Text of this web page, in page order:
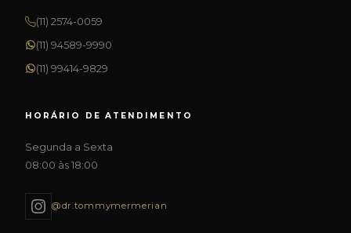
(11) 2574-0059
(11) 94589-9990
(11) 99414-9829
HORÁRIO DE ATENDIMENTO
Segunda a Sexta
08:00 às 18:00
@dr.tommymermerian